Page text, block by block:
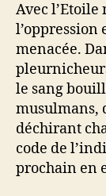
Avec l’Etoile
l’oppression
menacée.
le sang
musulmans,
déchirant
code de
prochain en